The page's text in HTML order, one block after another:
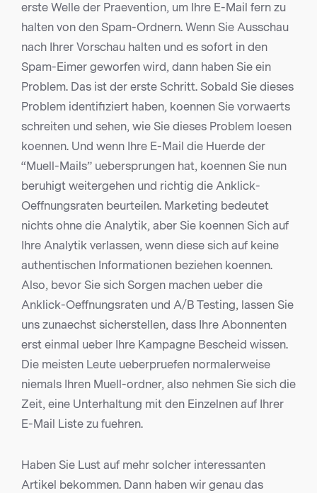
erste Welle der Praevention, um Ihre E-Mail fern zu
halten von den Spam-Ordnern. Wenn Sie Ausschau
nach Ihrer Vorschau halten und es sofort in den
Spam-Eimer geworfen wird, dann haben Sie ein
Problem. Das ist der erste Schritt. Sobald Sie dieses
Problem identifiziert haben, koennen Sie vorwaerts
schreiten und sehen, wie Sie dieses Problem loesen
koennen. Und wenn Ihre E-Mail die Huerde der
“Muell-Mails” uebersprungen hat, koennen Sie nun
beruhigt weitergehen und richtig die Anklick-
Oeffnungsraten beurteilen. Marketing bedeutet
nichts ohne die Analytik, aber Sie koennen Sich auf
Ihre Analytik verlassen, wenn diese sich auf keine
authentischen Informationen beziehen koennen.
Also, bevor Sie sich Sorgen machen ueber die
Anklick-Oeffnungsraten und A/B Testing, lassen Sie
uns zunaechst sicherstellen, dass Ihre Abonnenten
erst einmal ueber Ihre Kampagne Bescheid wissen.
Die meisten Leute ueberpruefen normalerweise
niemals Ihren Muell-ordner, also nehmen Sie sich die
Zeit, eine Unterhaltung mit den Einzelnen auf Ihrer
E-Mail Liste zu fuehren.
Haben Sie Lust auf mehr solcher interessanten
Artikel bekommen. Dann haben wir genau das